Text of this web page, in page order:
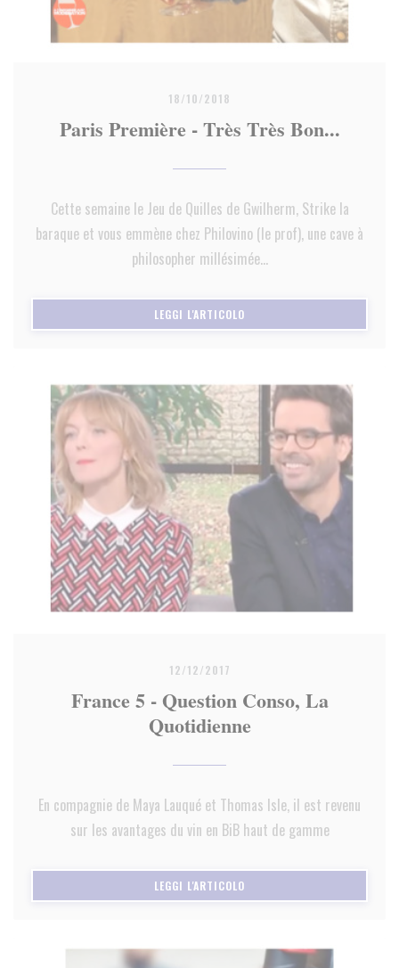
18/10/2018
Paris Première - Très Très Bon...
Cette semaine le Jeu de Quilles de Gwilherm, Strike la
baraque et vous emmène chez Philovino (le prof), une cave à
philosopher millésimée...
LEGGI L'ARTICOLO((APRE UNA NUOVA
12/12/2017
France 5 - Question Conso, La
Quotidienne
En compagnie de Maya Lauqué et Thomas Isle, il est revenu
sur les avantages du vin en BiB haut de gamme
LEGGI L'ARTICOLO((APRE UNA NUOVA